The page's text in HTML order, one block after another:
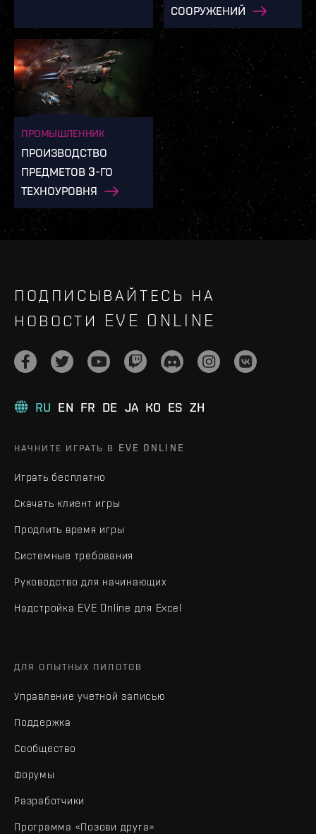
СООРУЖЕНИЙ
ПРОМЫШЛЕННИК
ПРОИЗВОДСТВО
ПРЕДМЕТОВ 3-ГО
ТЕХНОУРОВНЯ
ПОДПИСЫВАЙТЕСЬ НА
НОВОСТИ EVE ONLINE
RU EN FR DE JA KO ES ZH
НАЧНИТЕ ИГРАТЬ В EVE ONLINE
Играть бесплатно
Скачать клиент игры
Продлить время игры
Системные требования
Руководство для начинающих
Надстройка EVE Online для Excel
ДЛЯ ОПЫТНЫХ ПИЛОТОВ
Управление учетной записью
Поддержка
Сообщество
Форумы
Разработчики
Программа «Позови друга»